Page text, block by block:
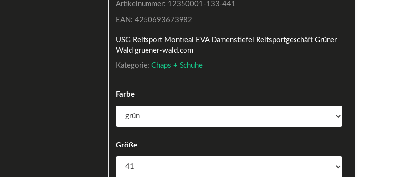
Artikelnummer: 12350001-133-441
EAN: 4250693673982
USG Reitsport Montreal EVA Damenstiefel Reitsportgeschäft Grüner
Wald gruener-wald.com
Kategorie: Chaps + Schuhe
Farbe
Größe